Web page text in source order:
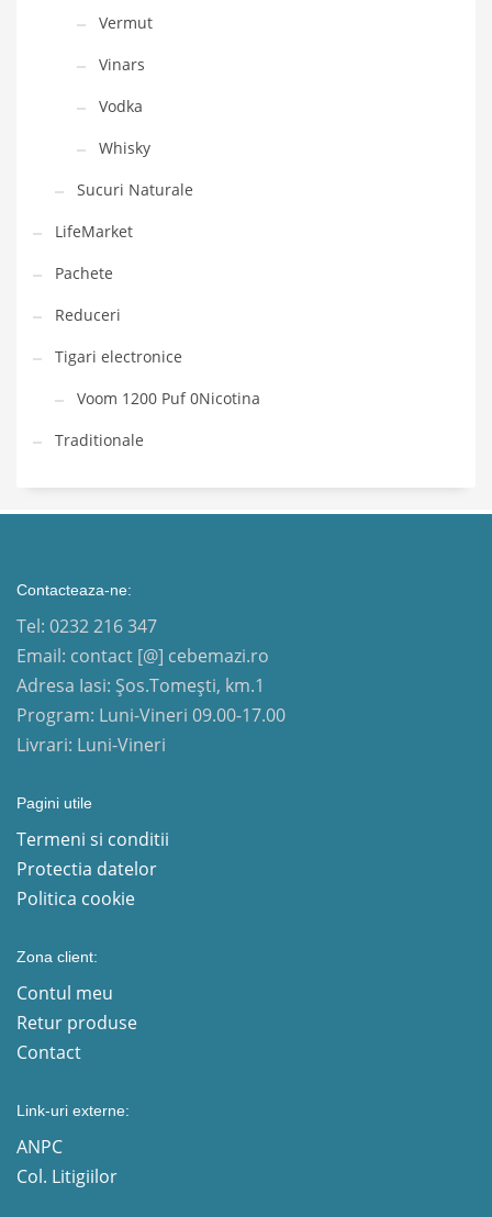
Vermut
Vinars
Vodka
Whisky
Sucuri Naturale
LifeMarket
Pachete
Reduceri
Tigari electronice
Voom 1200 Puf 0Nicotina
Traditionale
Contacteaza-ne:
Tel: 0232 216 347
Email: contact [@] cebemazi.ro
Adresa Iasi: Șos.Tomești, km.1
Program: Luni-Vineri 09.00-17.00
Livrari: Luni-Vineri
Pagini utile
Termeni si conditii
Protectia datelor
Politica cookie
Zona client:
Contul meu
Retur produse
Contact
Link-uri externe:
ANPC
Col. Litigiilor